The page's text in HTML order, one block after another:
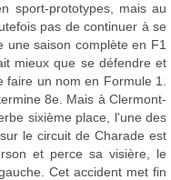
sport-prototypes, mais au
pas de continuer à se
une saison complète en F1
mieux que se défendre et
un nom en Formule 1.
8e. Mais à Clermont-
sixième place, l'une des
le circuit de Charade est
et perce sa visière, le
Cet accident met fin